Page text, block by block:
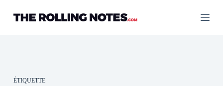
contenu
ÉTIQUETTE